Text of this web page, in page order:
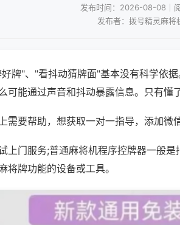
发布时间：2026-08-08｜
发布者：拨号精灵麻将
牌"、"看抖动猜牌面"基本没有科学依
可能通过声音和抖动暴露信息。只有懂
需要帮助，想获取一对一指导，添加微
上门服务;普通麻将机程序控牌器一般
将牌功能的设备或工具。